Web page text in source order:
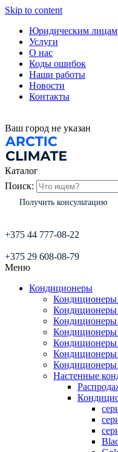
Skip to content
Юридическим лицам
Услуги
О нас
Коды ошибок
Наши работы
Новости
Контакты
Ваш город не указан
Каталог
Поиск:
Получить консультацию
+375 44 777-08-22
+375 29 608-08-79
Меню
Кондиционеры
Кондиционеры
Кондиционеры
Кондиционеры
Кондиционеры
Кондиционеры
Кондиционеры
Кондиционеры
Настенные